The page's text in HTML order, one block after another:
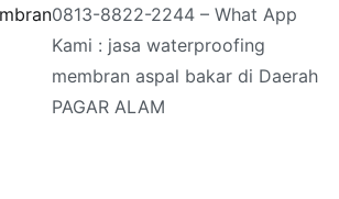
0813-8822-2244 – What App
Kami : jasa waterproofing
membran aspal bakar di Daerah
PAGAR ALAM